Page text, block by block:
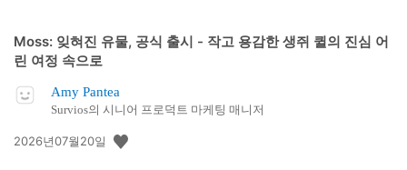
Moss: 잊혀진 유물, 공식 출시 - 작고 용감한 생쥐 퀼의 진심 어
린 여정 속으로
Amy Pantea
Survios의 시니어 프로덕트 마케팅 매니저
공
2026년07월20일